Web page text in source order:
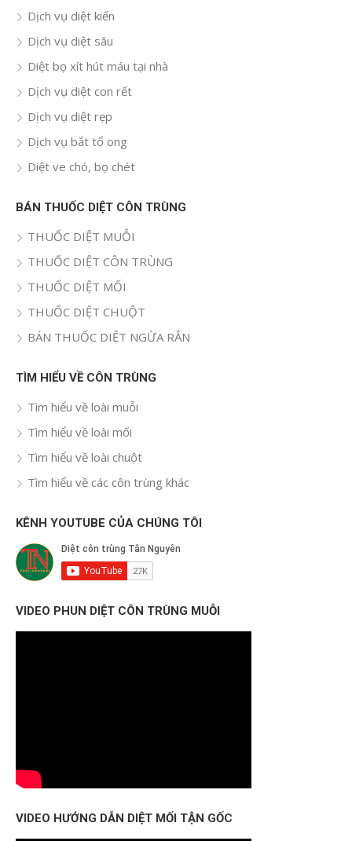
Dịch vụ diệt kiến
Dịch vụ diệt sâu
Diệt bọ xít hút máu tại nhà
Dịch vụ diệt con rết
Dịch vụ diệt rẹp
Dịch vụ bắt tổ ong
Diệt ve chó, bọ chét
BÁN THUỐC DIỆT CÔN TRÙNG
THUỐC DIỆT MUỖI
THUỐC DIỆT CÔN TRÙNG
THUỐC DIỆT MỐI
THUỐC DIỆT CHUỘT
BÁN THUỐC DIỆT NGỪA RẮN
TÌM HIỂU VỀ CÔN TRÙNG
Tìm hiểu về loài muỗi
Tìm hiểu về loài mối
Tìm hiểu về loài chuột
Tìm hiểu về các côn trùng khác
KÊNH YOUTUBE CỦA CHÚNG TÔI
VIDEO PHUN DIỆT CÔN TRÙNG MUỖI
VIDEO HƯỚNG DẪN DIỆT MỐI TẬN GỐC